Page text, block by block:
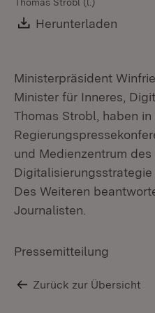
Download:
Herunterladen
Ministerpräsident
Minister für Inneres,
Thomas Strobl, haben in
und Medienzentrum
Des Weiteren
Journalisten.
Pressemitteilung
Zurück zur Übersicht